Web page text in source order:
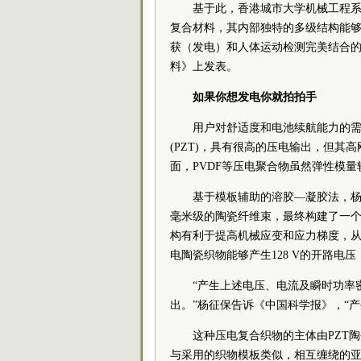
基于此，香港城市大学机械工程
复合材料，其内部独特的多级结构能
获（发电）和人体运动检测完美结合
料》上发表。
如果你想发电你就拍拍手
用户对舒适度和电池续航能力的
(PZT)，具有很高的压电输出，但其
面，PVDF等压电聚合物虽然弹性模
基于模板辅助的溶胶—凝胶法，
毫米级的陶瓷纤维束，最终构建了一
构有利于提高机械应变和应力梯度，
电陶瓷织物能够产生128 V的开路电
“产生上述电压、电流及瞬时功
出。”杨征保告诉《中国科学报》，“
这种压电复合织物的主体由PZT
与采用的织物模板类似，相互缠绕的